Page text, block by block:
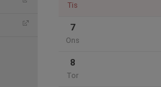
Tis
7
Ons
8
Tor